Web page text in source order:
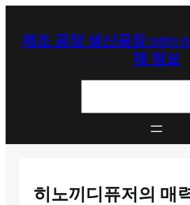
제조 공장 생산공장 oem
체 정보
히노끼디퓨저의 매